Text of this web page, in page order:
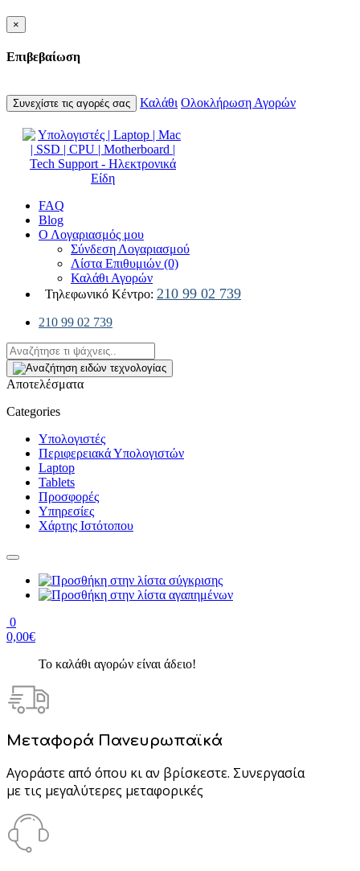
×
Επιβεβαίωση
Συνεχίστε τις αγορές σας Καλάθι Ολοκλήρωση Αγορών
FAQ
Blog
Ο Λογαριασμός μου
Σύνδεση Λογαριασμού
Λίστα Επιθυμιών (0)
Καλάθι Αγορών
Τηλεφωνικό Κέντρο: 210 99 02 739
210 99 02 739
Αποτελέσματα
Categories
Υπολογιστές
Περιφερειακά Υπολογιστών
Laptop
Tablets
Προσφορές
Υπηρεσίες
Χάρτης Ιστότοπου
0
0,00€
Το καλάθι αγορών είναι άδειο!
Μεταφορά Πανευρωπαϊκά
Αγοράστε από όπου κι αν βρίσκεστε. Συνεργασία
με τις μεγαλύτερες μεταφορικές